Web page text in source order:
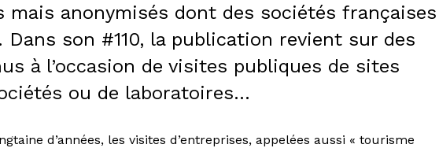
mais anonymisés dont des sociétés françaises
son #110, la publication revient sur des
à l’occasion de visites publiques de sites
ou de laboratoires…
d’années, les visites d’entreprises, appelées aussi « tourisme